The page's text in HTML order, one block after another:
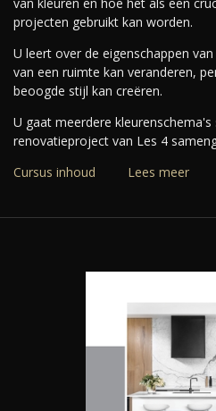
projecten gebruikt kan worden.
U leert over de eigenschappen
van een ruimte kan veranderen,
beoogde stijl kan creëren.
U gaat meerdere
renovatieproject van Les 4
Cursus inhoud
Lees meer